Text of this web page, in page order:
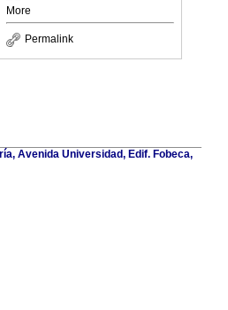
More
Permalink
Avenida Universidad, Edif. Fobeca,